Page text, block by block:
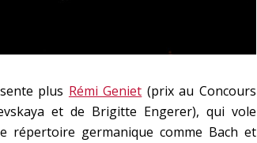
plus Rémi Geniet (prix au Concours
et de Brigitte Engerer), qui vole
répertoire germanique comme Bach et